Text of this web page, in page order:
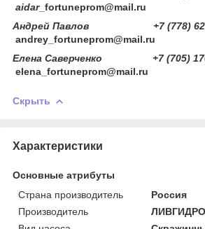
aidar_fortuneprom@mail.ru
Андрей Павлов +7 (778)
andrey_fortuneprom@mail.ru
Елена Саверченко +7 (705)
elena_fortuneprom@mail.ru
Скрыть
Характеристики
Основные атрибуты
Страна производитель
Россия
Производитель